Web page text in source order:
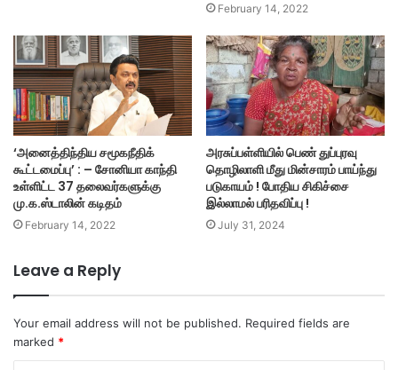
February 14, 2022
‘அனைத்திந்திய சமூகநீதிக்
கூட்டமைப்பு’ : – சோனியா காந்தி
உள்ளிட்ட 37 தலைவர்களுக்கு
மு.க.ஸ்டாலின் கடிதம்
February 14, 2022
அரசுப்பள்ளியில் பெண் துப்புரவு
தொழிலாளி மீது மின்சாரம் பாய்ந்து
படுகாயம் ! போதிய சிகிச்சை
இல்லாமல் பரிதவிப்பு !
July 31, 2024
Leave a Reply
Your email address will not be published. Required fields are
marked *